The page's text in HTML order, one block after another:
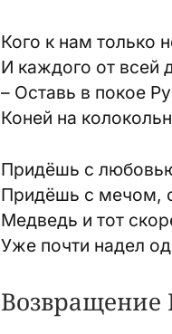
Кого к нам только
И каждого от всей
– Оставь в покое
Коней на
Придёшь с
Придёшь с мечом,
Медведь и тот
Уже почти надел